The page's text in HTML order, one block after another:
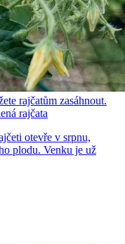
rajčatům zasáhnout.
rajčata
otevře v srpnu,
plodu. Venku je už